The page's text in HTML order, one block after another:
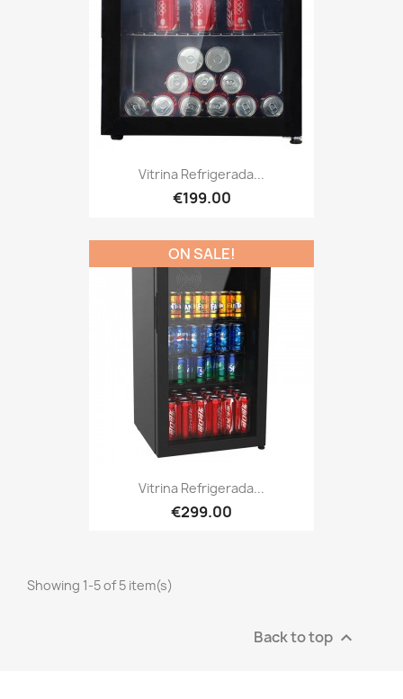
Vitrina Refrigerada...
€199.00
Vitrina Refrigerada...
€299.00
ON SALE!
Showing 1-5 of 5 item(s)
Back to top 